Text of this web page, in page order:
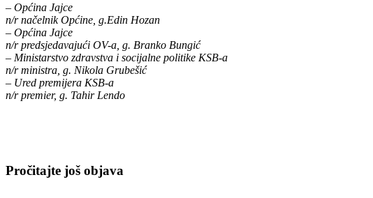
– Općina Jajce
n/r načelnik Općine, g.Edin Hozan
– Općina Jajce
n/r predsjedavajući OV-a, g. Branko Bungić
– Ministarstvo zdravstva i socijalne politike KSB-a
n/r ministra, g. Nikola Grubešić
– Ured premijera KSB-a
n/r premier, g. Tahir Lendo
Pročitajte još objava